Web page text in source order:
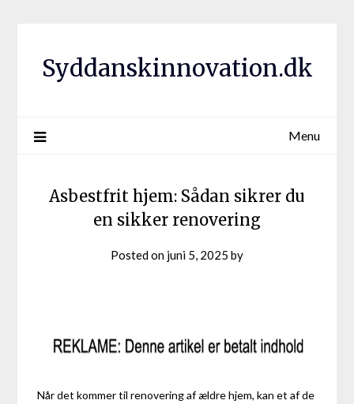
Syddanskinnovation.dk
Menu
Asbestfrit hjem: Sådan sikrer du
en sikker renovering
Posted on juni 5, 2025 by
Når det kommer til renovering af ældre hjem, kan et af de